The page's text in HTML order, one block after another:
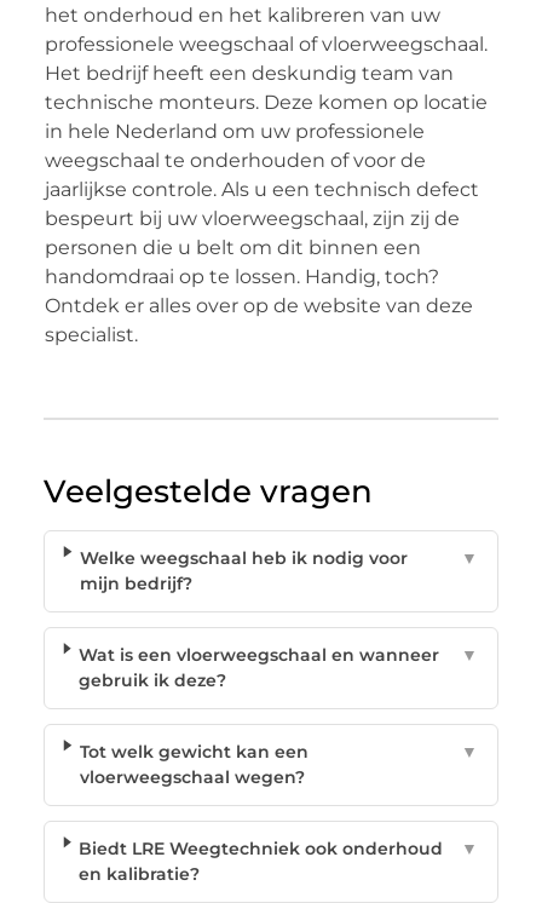
het onderhoud en het kalibreren van uw
professionele weegschaal of vloerweegschaal.
Het bedrijf heeft een deskundig team van
technische monteurs. Deze komen op locatie
in hele Nederland om uw professionele
weegschaal te onderhouden of voor de
jaarlijkse controle. Als u een technisch defect
bespeurt bij uw vloerweegschaal, zijn zij de
personen die u belt om dit binnen een
handomdraai op te lossen. Handig, toch?
Ontdek er alles over op de website van deze
specialist.
Veelgestelde vragen
Welke weegschaal heb ik nodig voor
mijn bedrijf?
▼
Wat is een vloerweegschaal en wanneer
gebruik ik deze?
▼
Tot welk gewicht kan een
vloerweegschaal wegen?
▼
Biedt LRE Weegtechniek ook onderhoud
en kalibratie?
▼